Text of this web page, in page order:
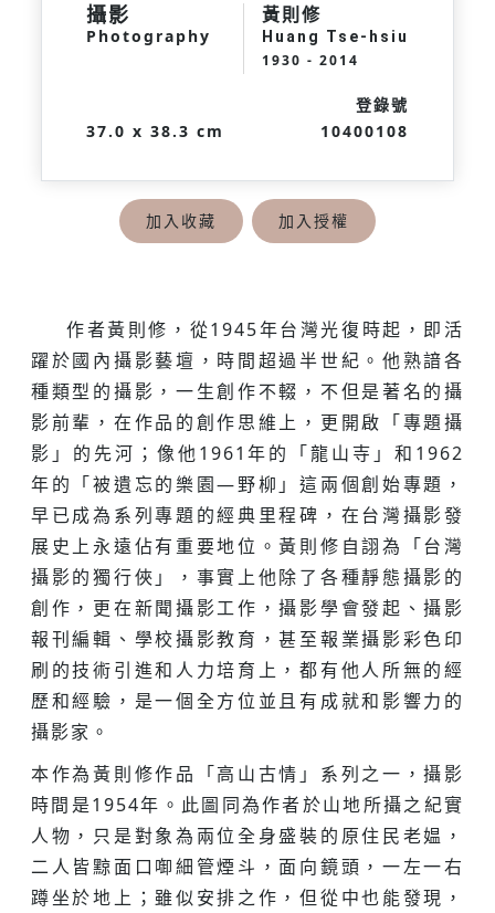
攝影
Photography
黃則修
Huang Tse-hsiu
1930 - 2014
37.0 x 38.3 cm
登錄號
10400108
加入收藏 加入授權
作者黃則修，從1945年台灣光復時起，即活
躍於國內攝影藝壇，時間超過半世紀。他熟諳各
種類型的攝影，一生創作不輟，不但是著名的攝
影前輩，在作品的創作思維上，更開啟「專題攝
影」的先河；像他1961年的「龍山寺」和1962
年的「被遺忘的樂園—野柳」這兩個創始專題，
早已成為系列專題的經典里程碑，在台灣攝影發
展史上永遠佔有重要地位。黃則修自詡為「台灣
攝影的獨行俠」，事實上他除了各種靜態攝影的
創作，更在新聞攝影工作，攝影學會發起、攝影
報刊編輯、學校攝影教育，甚至報業攝影彩色印
刷的技術引進和人力培育上，都有他人所無的經
歷和經驗，是一個全方位並且有成就和影響力的
攝影家。
本作為黃則修作品「高山古情」系列之一，攝影
時間是1954年。此圖同為作者於山地所攝之紀實
人物，只是對象為兩位全身盛裝的原住民老媪，
二人皆黥面口啣細管煙斗，面向鏡頭，一左一右
蹲坐於地上；雖似安排之作，但從中也能發現，